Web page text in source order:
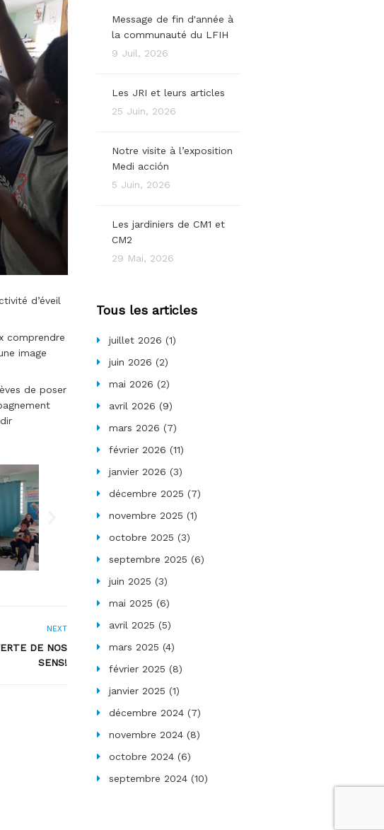
d’éveil
comprendre
image
de poser
NEXT
DE NOS
SENS!
Message de fin d'année à
la communauté du LFIH
9 Juil, 2026
Les JRI et leurs articles
25 Juin, 2026
Notre visite à l’exposition
Medi acción
5 Juin, 2026
Les jardiniers de CM1 et
CM2
29 Mai, 2026
Tous les articles
juillet 2026 (1)
juin 2026 (2)
mai 2026 (2)
avril 2026 (9)
mars 2026 (7)
février 2026 (11)
janvier 2026 (3)
décembre 2025 (7)
novembre 2025 (1)
octobre 2025 (3)
septembre 2025 (6)
juin 2025 (3)
mai 2025 (6)
avril 2025 (5)
mars 2025 (4)
février 2025 (8)
janvier 2025 (1)
décembre 2024 (7)
novembre 2024 (8)
octobre 2024 (6)
septembre 2024 (10)